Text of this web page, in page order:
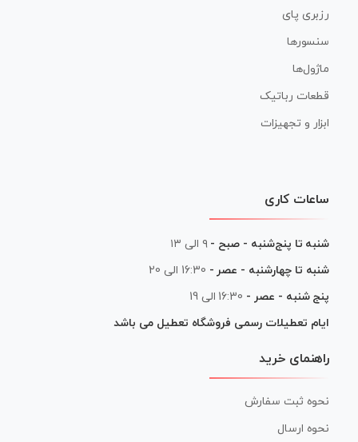
رزبری پای
سنسورها
ماژول‌ها
قطعات رباتیک
ابزار و تجهیزات
ساعات کاری
شنبه تا پنج‌شنبه - صبح - ۹ الی ۱۳
شنبه تا چهارشنبه - عصر - 16:30 الی 20
پنج شنبه - عصر - 16:30 الی 19
ایام تعطیلات رسمی فروشگاه تعطیل می باشد
راهنمای خرید
نحوه ثبت سفارش
نحوه ارسال